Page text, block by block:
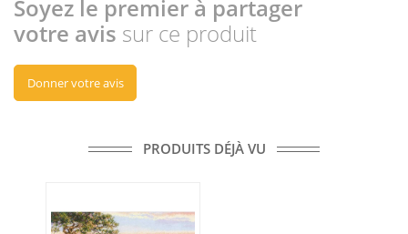
Soyez le premier à partager
votre avis sur ce produit
Donner votre avis
PRODUITS DÉJÀ VU